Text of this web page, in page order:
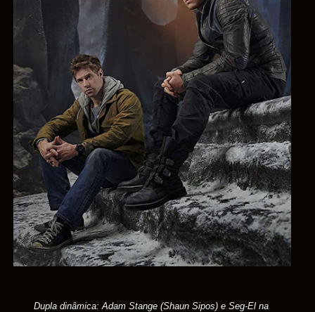
Dupla dinâmica: Adam Stange (Shaun Sipos) e Seg-El na